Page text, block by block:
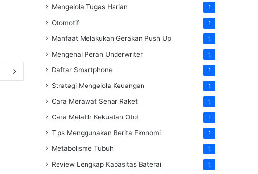
Mengelola Tugas Harian 1
Otomotif 1
Manfaat Melakukan Gerakan Push Up 1
Mengenal Peran Underwriter 1
Daftar Smartphone 1
Strategi Mengelola Keuangan 1
Cara Merawat Senar Raket 1
Cara Melatih Kekuatan Otot 1
Tips Menggunakan Berita Ekonomi 1
Metabolisme Tubuh 1
Review Lengkap Kapasitas Baterai 1